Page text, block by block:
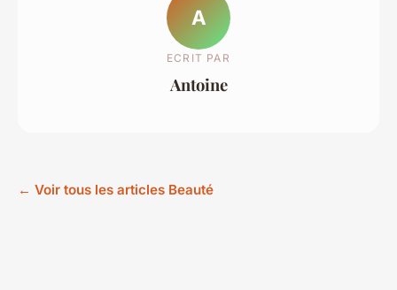
A
ECRIT PAR
Antoine
← Voir tous les articles Beauté